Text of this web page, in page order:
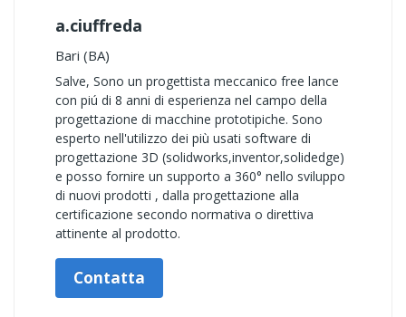
a.ciuffreda
Bari (BA)
Salve, Sono un progettista meccanico free lance
con piú di 8 anni di esperienza nel campo della
progettazione di macchine prototipiche. Sono
esperto nell'utilizzo dei più usati software di
progettazione 3D (solidworks,inventor,solidedge)
e posso fornire un supporto a 360° nello sviluppo
di nuovi prodotti , dalla progettazione alla
certificazione secondo normativa o direttiva
attinente al prodotto.
Contatta